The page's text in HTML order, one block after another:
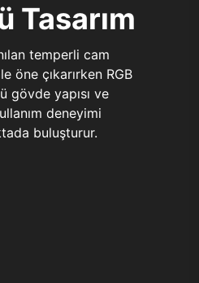
Tasarım
temperli cam
öne çıkarırken RGB
gövde yapısı ve
deneyimi
buluşturur.